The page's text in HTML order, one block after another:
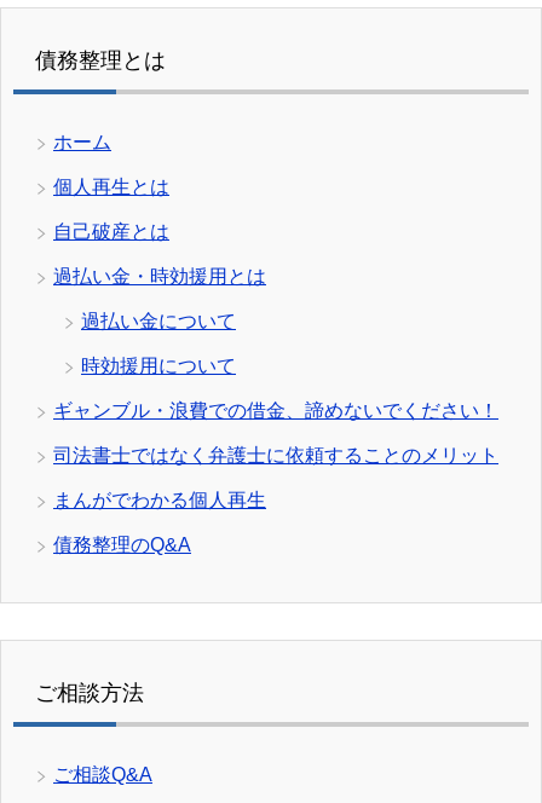
債務整理とは
ホーム
個人再生とは
自己破産とは
過払い金・時効援用とは
過払い金について
時効援用について
ギャンブル・浪費での借金、諦めないでください！
司法書士ではなく弁護士に依頼することのメリット
まんがでわかる個人再生
債務整理のQ&A
ご相談方法
ご相談Q&A